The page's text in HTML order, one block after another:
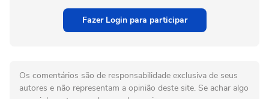
Fazer Login para participar
Os comentários são de responsabilidade exclusiva de seus
autores e não representam a opinião deste site. Se achar algo